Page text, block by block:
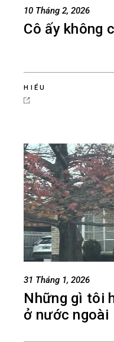
10 Tháng 2, 2026
Cô ấy không
HIỂU
31 Tháng 1, 2026
Những gì tôi
ở nước ngoài